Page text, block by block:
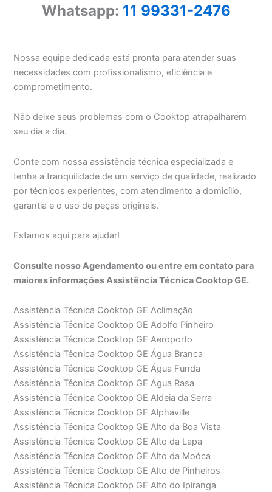
Whatsapp: 11 99331-2476
Nossa equipe dedicada está pronta para atender suas
necessidades com profissionalismo, eficiência e
comprometimento.
Não deixe seus problemas com o Cooktop atrapalharem
seu dia a dia.
Conte com nossa assistência técnica especializada e
tenha a tranquilidade de um serviço de qualidade, realizado
por técnicos experientes, com atendimento a domicílio,
garantia e o uso de peças originais.
Estamos aqui para ajudar!
Consulte nosso Agendamento ou entre em contato para
maiores informações Assistência Técnica Cooktop GE.
Assistência Técnica Cooktop GE Aclimação
Assistência Técnica Cooktop GE Adolfo Pinheiro
Assistência Técnica Cooktop GE Aeroporto
Assistência Técnica Cooktop GE Água Branca
Assistência Técnica Cooktop GE Água Funda
Assistência Técnica Cooktop GE Água Rasa
Assistência Técnica Cooktop GE Aldeia da Serra
Assistência Técnica Cooktop GE Alphaville
Assistência Técnica Cooktop GE Alto da Boa Vista
Assistência Técnica Cooktop GE Alto da Lapa
Assistência Técnica Cooktop GE Alto da Moóca
Assistência Técnica Cooktop GE Alto de Pinheiros
Assistência Técnica Cooktop GE Alto do Ipiranga